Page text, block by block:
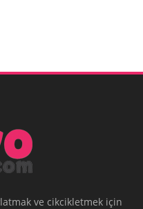
ve cikcikletmek için